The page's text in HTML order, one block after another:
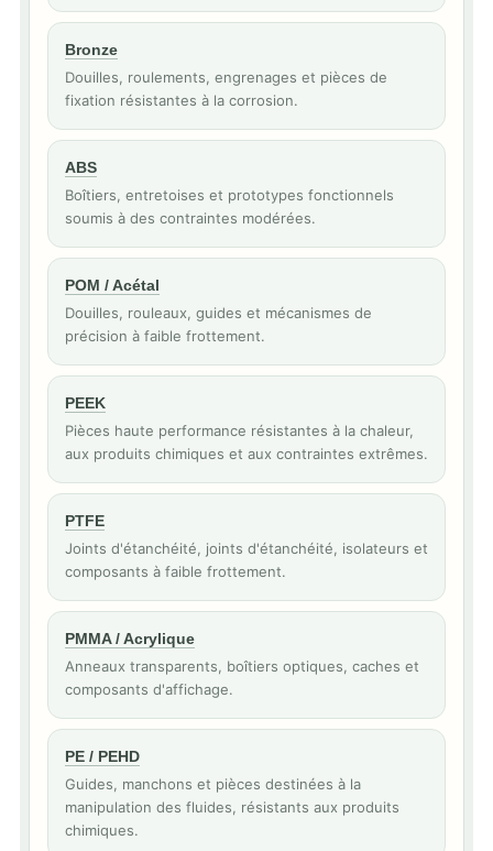
Bronze
Douilles, roulements, engrenages et pièces de
fixation résistantes à la corrosion.
ABS
Boîtiers, entretoises et prototypes fonctionnels
soumis à des contraintes modérées.
POM / Acétal
Douilles, rouleaux, guides et mécanismes de
précision à faible frottement.
PEEK
Pièces haute performance résistantes à la chaleur,
aux produits chimiques et aux contraintes extrêmes.
PTFE
Joints d'étanchéité, joints d'étanchéité, isolateurs et
composants à faible frottement.
PMMA / Acrylique
Anneaux transparents, boîtiers optiques, caches et
composants d'affichage.
PE / PEHD
Guides, manchons et pièces destinées à la
manipulation des fluides, résistants aux produits
chimiques.